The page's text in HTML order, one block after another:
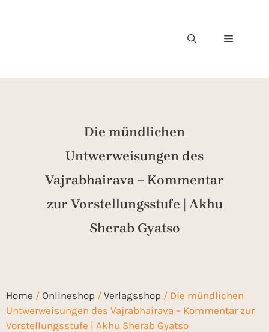
Die mündlichen
Untwerweisungen des
Vajrabhairava – Kommentar
zur Vorstellungsstufe | Akhu
Sherab Gyatso
Home / Onlineshop / Verlagsshop / Die mündlichen
Untwerweisungen des Vajrabhairava – Kommentar zur
Vorstellungsstufe | Akhu Sherab Gyatso